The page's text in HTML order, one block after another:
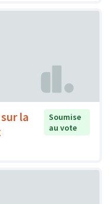
la
Soumise
au vote